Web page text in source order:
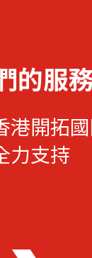
的服
港開拓
力支持